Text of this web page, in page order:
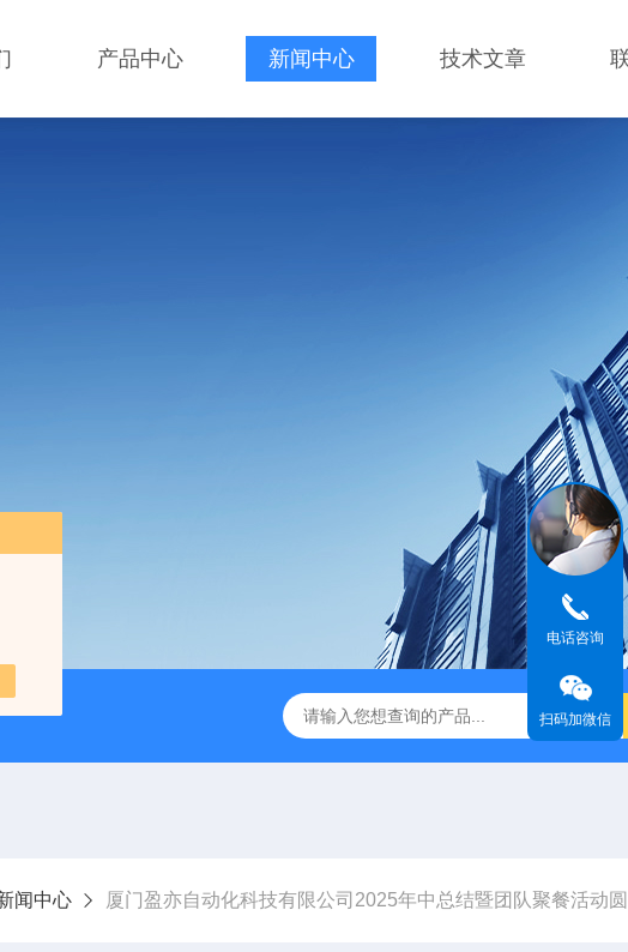
产品中心 新闻中心 技术文章
闻中心 厦门盈亦自动化科技有限公司2025年中总结暨团队聚餐活动
电话咨询
扫码加微信